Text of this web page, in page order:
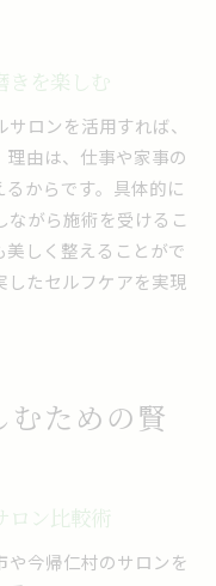
るための提案
発見する方法
しいネイル体験
セルフケア術
活かすデザイン
を磨くヒント
ィブ変化
きを楽しむ
ロンを活用すれば、
由は、仕事や家事の
からです。具体的に
がら施術を受けるこ
しく整えることがで
たセルフケアを実現
むための賢
ロン比較術
や今帰仁村のサロンを